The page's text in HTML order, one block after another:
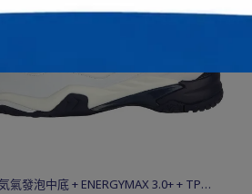
氣發泡中底 + ENERGYMAX 3.0+ + TPU +